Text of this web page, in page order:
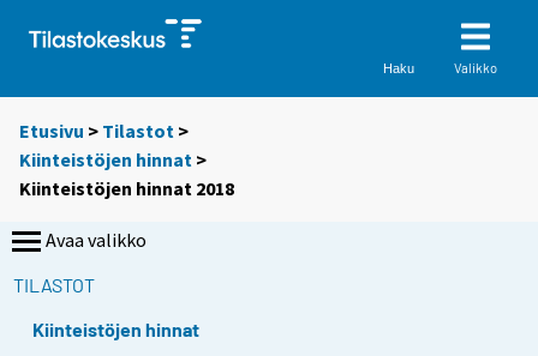
Haku Valikko
Etusivu > Tilastot >
Kiinteistöjen hinnat >
Kiinteistöjen hinnat 2018
Avaa valikko
TILASTOT
Kiinteistöjen hinnat